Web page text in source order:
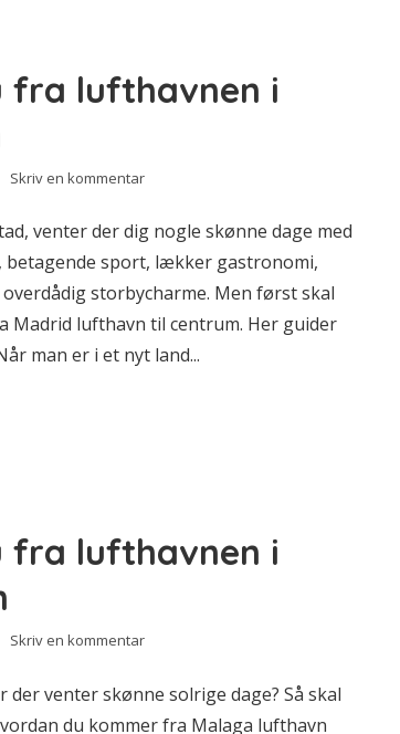
fra lufthavnen i
Skriv en kommentar
venter der dig nogle skønne dage med
sport, lækker gastronomi,
storbycharme. Men først skal
Madrid lufthavn til centrum. Her guider
man er i et nyt land...
fra lufthavnen i
Skriv en kommentar
venter skønne solrige dage? Så skal
du kommer fra Malaga lufthavn